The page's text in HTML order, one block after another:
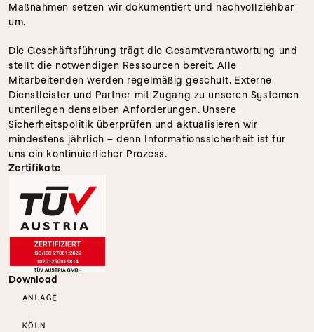
Maßnahmen setzen wir dokumentiert und nachvollziehbar
um.
Die Geschäftsführung trägt die Gesamtverantwortung und
stellt die notwendigen Ressourcen bereit. Alle
Mitarbeitenden werden regelmäßig geschult. Externe
Dienstleister und Partner mit Zugang zu unseren Systemen
unterliegen denselben Anforderungen. Unsere
Sicherheitspolitik überprüfen und aktualisieren wir
mindestens jährlich – denn Informationssicherheit ist für
uns ein kontinuierlicher Prozess.
Zertifikate
Download
ANLAGE
KÖLN